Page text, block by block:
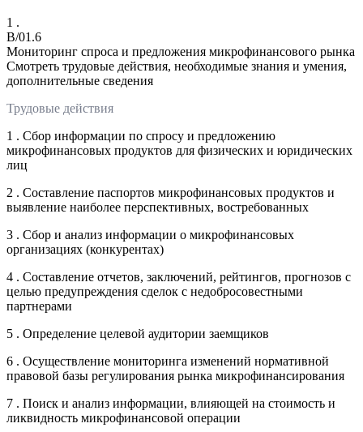
1 .
B/01.6
Мониторинг спроса и предложения микрофинансового рынка
Смотреть трудовые действия, необходимые знания и умения,
дополнительные сведения
Трудовые действия
1 . Сбор информации по спросу и предложению
микрофинансовых продуктов для физических и юридических
лиц
2 . Составление паспортов микрофинансовых продуктов и
выявление наиболее перспективных, востребованных
3 . Сбор и анализ информации о микрофинансовых
организациях (конкурентах)
4 . Составление отчетов, заключений, рейтингов, прогнозов с
целью предупреждения сделок с недобросовестными
партнерами
5 . Определение целевой аудитории заемщиков
6 . Осуществление мониторинга изменений нормативной
правовой базы регулирования рынка микрофинансирования
7 . Поиск и анализ информации, влияющей на стоимость и
ликвидность микрофинансовой операции